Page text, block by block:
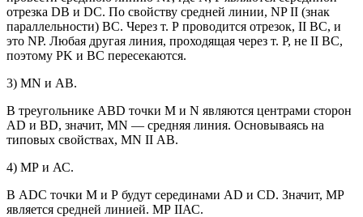
отрезка DB и DC. По свойству средней линии, NP II (знак
параллельности) ВС. Через т. Р проводится отрезок, II ВС, и
это NP. Любая другая линия, проходящая через т. Р, не II ВС,
поэтому PK и ВС пересекаются.
3) MN и AB.
В треугольнике ABD точки M и N являются центрами сторон
АD и ВD, значит, МN — средняя линия. Основываясь на
типовых свойствах, МN II АВ.
4) МР и АС.
В ADС точки M и Р будут серединами АD и СD. Значит, МР
является средней линией. МР IIАС.